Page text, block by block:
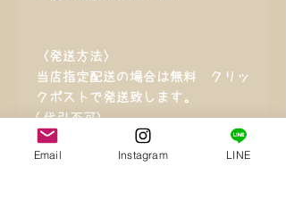
〈発送方法〉
当店指定配送の場合は無料 クリッ
クポストで発送致します。
(代引不可)
Email Instagram LINE